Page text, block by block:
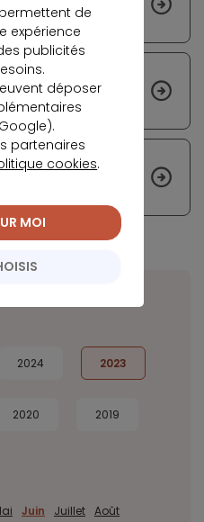
annoncé
Paris
pèse le plus sur
2024 2023
2020 2019
Juin Juillet Août
de
expérience
publicités
déposer
partenaires
cookies.
MOI